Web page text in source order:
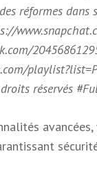
réformes
réservés